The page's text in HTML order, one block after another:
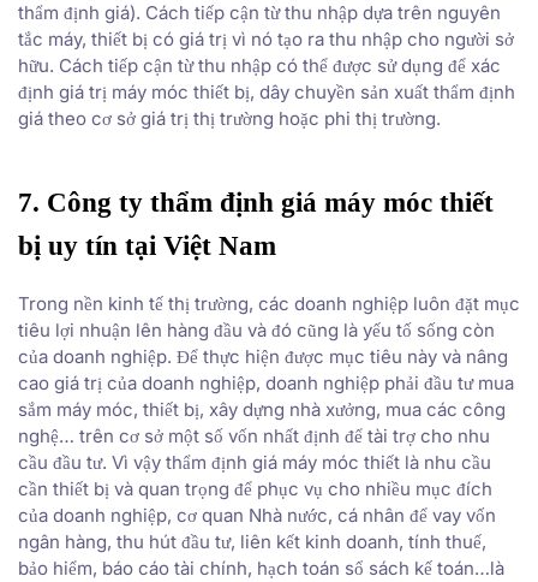
thẩm định giá). Cách tiếp cận từ thu nhập dựa trên nguyên
tắc máy, thiết bị có giá trị vì nó tạo ra thu nhập cho người sở
hữu. Cách tiếp cận từ thu nhập có thể được sử dụng để xác
định giá trị máy móc thiết bị, dây chuyền sản xuất thẩm định
giá theo cơ sở giá trị thị trường hoặc phi thị trường.
7. Công ty thẩm định giá máy móc thiết
bị uy tín tại Việt Nam
Trong nền kinh tế thị trường, các doanh nghiệp luôn đặt mục
tiêu lợi nhuận lên hàng đầu và đó cũng là yếu tố sống còn
của doanh nghiệp. Để thực hiện được mục tiêu này và nâng
cao giá trị của doanh nghiệp, doanh nghiệp phải đầu tư mua
sắm máy móc, thiết bị, xây dựng nhà xưởng, mua các công
nghệ… trên cơ sở một số vốn nhất định để tài trợ cho nhu
cầu đầu tư. Vì vậy thẩm định giá máy móc thiết là nhu cầu
cần thiết bị và quan trọng để phục vụ cho nhiều mục đích
của doanh nghiệp, cơ quan Nhà nước, cá nhân để vay vốn
ngân hàng, thu hút đầu tư, liên kết kinh doanh, tính thuế,
bảo hiểm, báo cáo tài chính, hạch toán sổ sách kế toán…là